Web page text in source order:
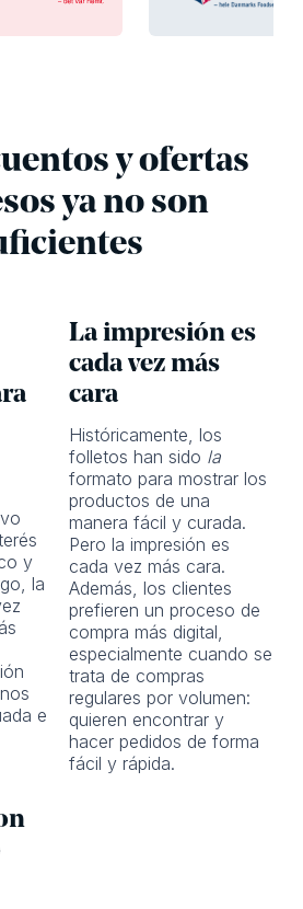
y ofertas
ya no son
y
la
e
La impresión es
cada vez más
cara
Históricamente, los
folletos han sido la
formato para mostrar los
productos de una
manera fácil y curada.
Pero la impresión es
cada vez más cara.
Además, los clientes
prefieren un proceso de
compra más digital,
especialmente cuando se
trata de compras
regulares por volumen:
quieren encontrar y
hacer pedidos de forma
fácil y rápida.